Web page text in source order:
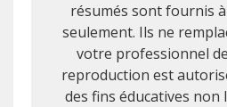
résumés sont fournis
seulement. Ils ne
votre professionnel
reproduction est
des fins éducatives non